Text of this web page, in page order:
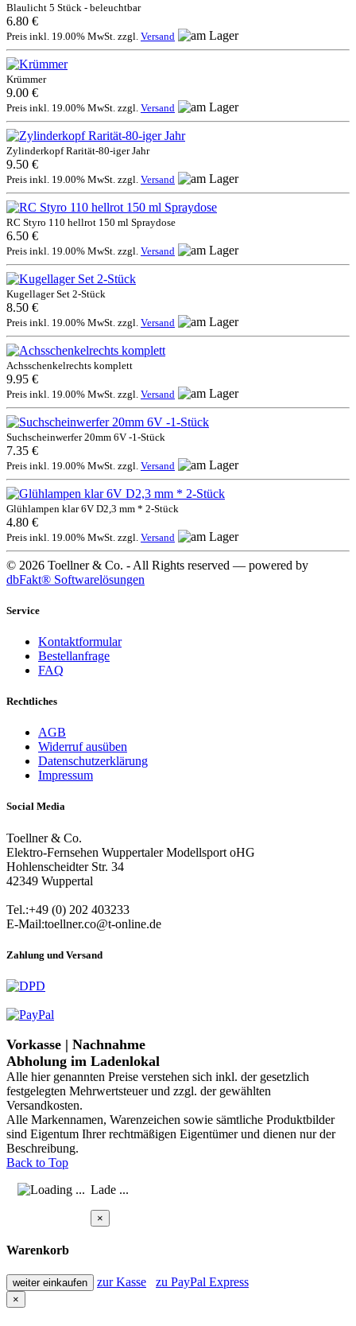
Blaulicht 5 Stück - beleuchtbar
6.80 €
Preis inkl. 19.00% MwSt. zzgl. Versand
Krümmer
9.00 €
Preis inkl. 19.00% MwSt. zzgl. Versand
Zylinderkopf Rarität-80-iger Jahr
9.50 €
Preis inkl. 19.00% MwSt. zzgl. Versand
RC Styro 110 hellrot 150 ml Spraydose
6.50 €
Preis inkl. 19.00% MwSt. zzgl. Versand
Kugellager Set 2-Stück
8.50 €
Preis inkl. 19.00% MwSt. zzgl. Versand
Achsschenkelrechts komplett
9.95 €
Preis inkl. 19.00% MwSt. zzgl. Versand
Suchscheinwerfer 20mm 6V -1-Stück
7.35 €
Preis inkl. 19.00% MwSt. zzgl. Versand
Glühlampen klar 6V D2,3 mm * 2-Stück
4.80 €
Preis inkl. 19.00% MwSt. zzgl. Versand
© 2026 Toellner & Co. - All Rights reserved — powered by
dbFakt® Softwarelösungen
Service
Kontaktformular
Bestellanfrage
FAQ
Rechtliches
AGB
Widerruf ausüben
Datenschutzerklärung
Impressum
Social Media
Toellner & Co.
Elektro-Fernsehen Wuppertaler Modellsport oHG
Hohlenscheidter Str. 34
42349 Wuppertal
Tel.:+49 (0) 202 403233
E-Mail:toellner.co@t-online.de
Zahlung und Versand
Vorkasse | Nachnahme
Abholung im Ladenlokal
Alle hier genannten Preise verstehen sich inkl. der gesetzlich
festgelegten Mehrwertsteuer und zzgl. der gewählten
Versandkosten.
Alle Markennamen, Warenzeichen sowie sämtliche Produktbilder
sind Eigentum Ihrer rechtmäßigen Eigentümer und dienen nur der
Beschreibung.
Back to Top
Lade ...
×
Warenkorb
weiter einkaufen zur Kasse zu PayPal Express
×